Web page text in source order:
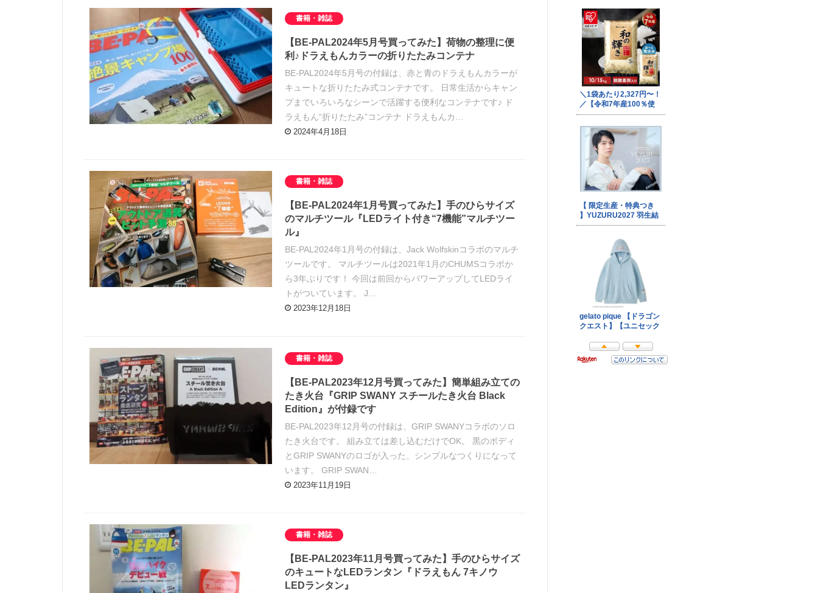
書籍・雑誌
【BE-PAL2024年5月号買ってみた】荷物の整理に便
利♪ドラえもんカラーの折りたたみコンテナ
BE-PAL2024年5月号の付録は、赤と青のドラえもんカラーが
キュートな折りたたみ式コンテナです。 日常生活からキャン
プまでいろいろなシーンで活躍する便利なコンテナです♪ ド
ラえもん“折りたたみ”コンテナ ドラえもんカ…
2024年4月18日
書籍・雑誌
【BE-PAL2024年1月号買ってみた】手のひらサイズ
のマルチツール『LEDライト付き“7機能”マルチツー
ル』
BE-PAL2024年1月号の付録は、Jack Wolfskinコラボのマルチ
ツールです。 マルチツールは2021年1月のCHUMSコラボか
ら3年ぶりです！ 今回は前回からパワーアップしてLEDライ
トがついています。 J…
2023年12月18日
書籍・雑誌
【BE-PAL2023年12月号買ってみた】簡単組み立ての
たき火台『GRIP SWANY スチールたき火台 Black
Edition』が付録です
BE-PAL2023年12月号の付録は、GRIP SWANYコラボのソロ
たき火台です。 組み立ては差し込むだけでOK。 黒のボディ
とGRIP SWANYのロゴが入った、シンプルなつくりになって
います。 GRIP SWAN…
2023年11月19日
書籍・雑誌
【BE-PAL2023年11月号買ってみた】手のひらサイズ
のキュートなLEDランタン『ドラえもん 7キノウ
LEDランタン』